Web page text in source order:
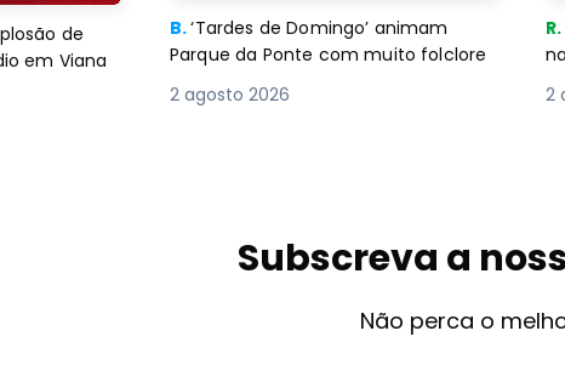
de
em Viana
B.‘Tardes de Domingo’ animam
Parque da Ponte com muito folclore
2 agosto 2026
R.
2
Subscreva a
Não perca o